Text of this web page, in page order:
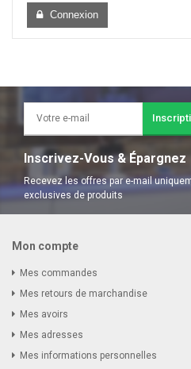
Connexion
Inscrivez-Vous & Épargnez
Recevez les offres par e-mail
exclusives de produits
Mon compte
Mes commandes
Mes retours de marchandise
Mes avoirs
Mes adresses
Mes informations personnelles